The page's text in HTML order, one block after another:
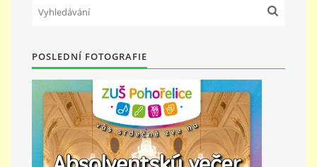
POSLEDNÍ FOTOGRAFIE